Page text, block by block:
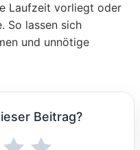
Laufzeit vorliegt oder
So lassen sich
und unnötige
Beitrag?